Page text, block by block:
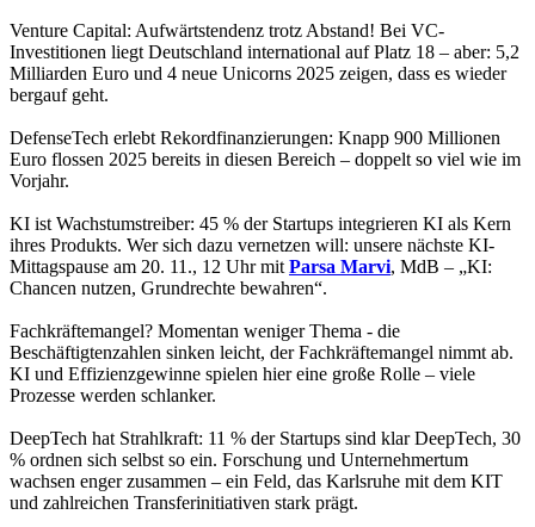
Venture Capital: Aufwärtstendenz trotz Abstand! Bei VC-
Investitionen liegt Deutschland international auf Platz 18 – aber: 5,2
Milliarden Euro und 4 neue Unicorns 2025 zeigen, dass es wieder
bergauf geht.
DefenseTech erlebt Rekordfinanzierungen: Knapp 900 Millionen
Euro flossen 2025 bereits in diesen Bereich – doppelt so viel wie im
Vorjahr.
KI ist Wachstumstreiber: 45 % der Startups integrieren KI als Kern
ihres Produkts. Wer sich dazu vernetzen will: unsere nächste KI-
Mittagspause am 20. 11., 12 Uhr mitParsa Marvi, MdB – „KI:
Chancen nutzen, Grundrechte bewahren“.
Fachkräftemangel? Momentan weniger Thema - die
Beschäftigtenzahlen sinken leicht, der Fachkräftemangel nimmt ab.
KI und Effizienzgewinne spielen hier eine große Rolle – viele
Prozesse werden schlanker.
DeepTech hat Strahlkraft: 11 % der Startups sind klar DeepTech, 30
% ordnen sich selbst so ein. Forschung und Unternehmertum
wachsen enger zusammen – ein Feld, das Karlsruhe mit dem KIT
und zahlreichen Transferinitiativen stark prägt.